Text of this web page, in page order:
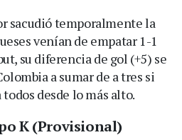
sacudió temporalmente la
venían de empatar 1-1
su diferencia de gol (+5) se
a sumar de a tres si
desde lo más alto.
K (Provisional)